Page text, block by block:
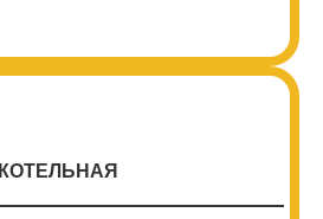
КОТЕЛЬНАЯ